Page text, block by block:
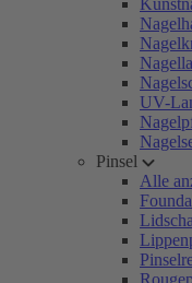
UV-
Pinsel
Alle